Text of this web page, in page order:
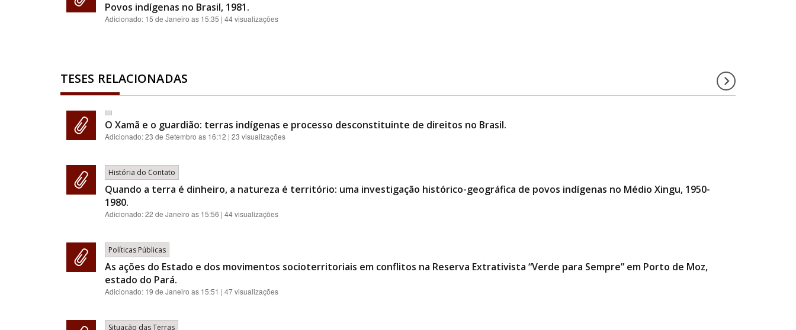
Povos indígenas no Brasil, 1981.
Adicionado: 15 de Janeiro as 15:35 | 44 visualizações
TESES RELACIONADAS
O Xamã e o guardião: terras indígenas e processo desconstituinte de direitos no Brasil.
Adicionado:23 de Setembro as 16:12 | 23 visualizações
História do Contato
Quando a terra é dinheiro, a natureza é território: uma investigação histórico-geográfica de povos indígenas no Médio Xingu, 1950-
1980.
Adicionado:22 de Janeiro as 15:56 | 44 visualizações
Políticas Públicas
As ações do Estado e dos movimentos socioterritoriais em conflitos na Reserva Extrativista “Verde para Sempre” em Porto de Moz,
estado do Pará.
Adicionado: 19 de Janeiro as 15:51 | 47 visualizações
Situação das Terras